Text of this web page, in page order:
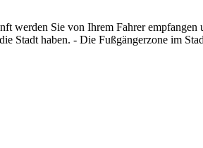
werden Sie von Ihrem Fahrer empfangen
Stadt haben. - Die Fußgängerzone im